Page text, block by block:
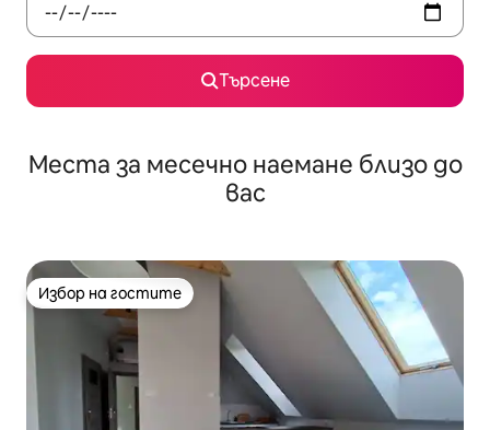
Търсене
Места за месечно наемане близо до
вас
Избор на гостите
Избор на гостите